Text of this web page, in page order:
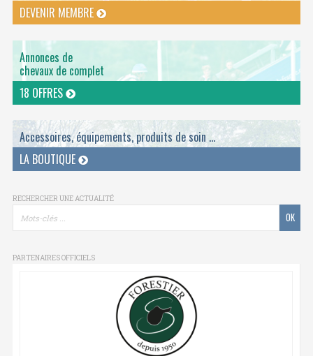
DEVENIR MEMBRE
Annonces de
chevaux de complet
18 OFFRES
Accessoires, équipements, produits de soin ...
LA BOUTIQUE
RECHERCHER UNE ACTUALITÉ
PARTENAIRES OFFICIELS